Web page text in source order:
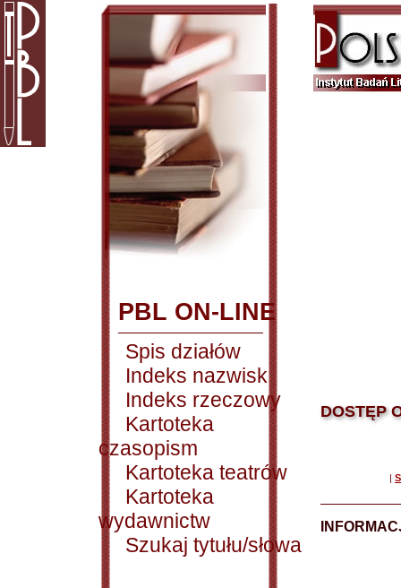
PBL ON-LINE
Spis działów
Indeks nazwisk
Indeks rzeczowy
Kartoteka
czasopism
Kartoteka teatrów
Kartoteka
wydawnictw
Szukaj tytułu/słowa
DOSTĘP
|